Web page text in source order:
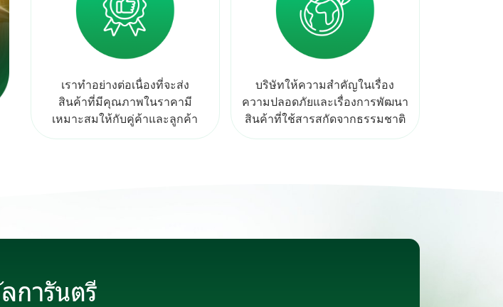
เราทำอย่างต่อเนื่องที่จะส่ง
สินค้าที่มีคุณภาพในราคามี
เหมาะสมให้กับคู่ค้าและลูกค้า
บริษัทให้ความสำคัญในเรื่อง
ความปลอดภัยและเรื่องการพัฒนา
สินค้าที่ใช้สารสกัดจากธรรมชาติ
การันตรี